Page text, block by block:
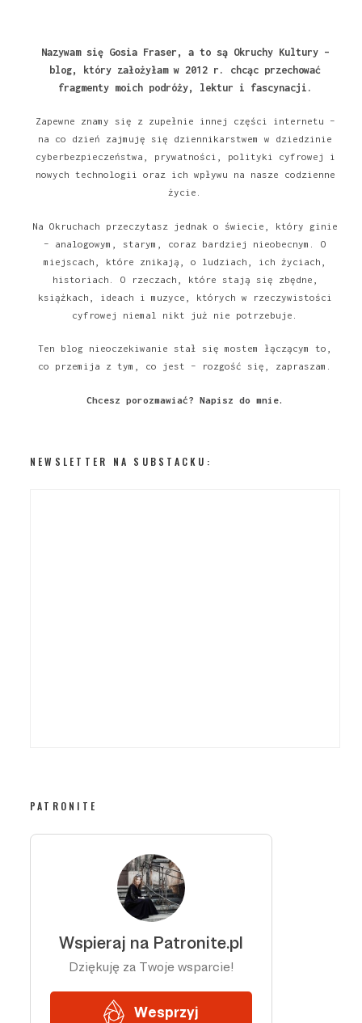
Nazywam się Gosia Fraser, a to są Okruchy Kultury –
blog, który założyłam w 2012 r. chcąc przechować
fragmenty moich podróży, lektur i fascynacji.
Zapewne znamy się z zupełnie innej części internetu –
na co dzień zajmuję się dziennikarstwem w dziedzinie
cyberbezpieczeństwa, prywatności, polityki cyfrowej i
nowych technologii oraz ich wpływu na nasze codzienne
życie.
Na Okruchach przeczytasz jednak o świecie, który ginie
– analogowym, starym, coraz bardziej nieobecnym. O
miejscach, które znikają, o ludziach, ich życiach,
historiach. O rzeczach, które stają się zbędne,
książkach, ideach i muzyce, których w rzeczywistości
cyfrowej niemal nikt już nie potrzebuje.
Ten blog nieoczekiwanie stał się mostem łączącym to,
co przemija z tym, co jest – rozgość się, zapraszam.
Chcesz porozmawiać? Napisz do mnie.
NEWSLETTER NA SUBSTACKU:
PATRONITE